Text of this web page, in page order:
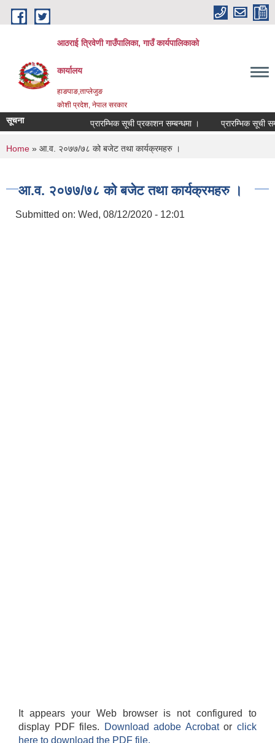
Skip to main content
आठराई त्रिवेणी गाउँपालिका, गाउँ कार्यपालिकाको
कार्यालय
हाङपाङ,ताप्लेजुङ
कोशी प्रदेश, नेपाल सरकार
सूचना प्रारम्भिक सूची प्रकाशन सम्बन्धमा । प्रारम्भिक सूची
You are here
Home » आ.व. २०७७/७८ को बजेट तथा कार्यक्रमहरु ।
आ.व. २०७७/७८ को बजेट तथा कार्यक्रमहरु ।
Submitted on: Wed, 08/12/2020 - 12:01
It appears your Web browser is not configured to
display PDF files.
Download adobe Acrobatorclick
here to download the PDF file.